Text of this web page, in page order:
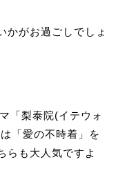
かがお過ごしでしょ
「梨泰院(イテウォ
「愛の不時着」を
らも大人気ですよ